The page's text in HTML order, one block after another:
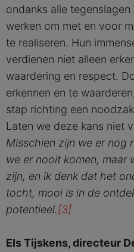
ondanks alle
werken om met en voor
te realiseren. Hun
verdienen niet alleen
waardering en respect.
erkennen en te
stap richting een
Laten we deze kans niet
Misschien zijn we er nog
we er nooit komen, maar
zijn, en ik denk dat het
tocht, mooi is in de
potentieel.[3]
Els Tijskens, directeur